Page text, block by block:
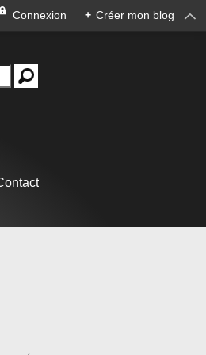
Connexion + Créer mon blog